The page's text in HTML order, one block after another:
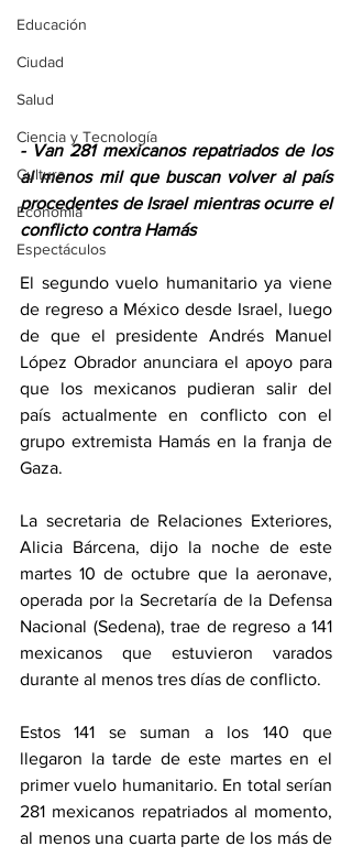
Educación
Ciudad
Salud
Ciencia y Tecnología
Cultura
Economía
Espectáculos
- Van 281 mexicanos repatriados de los
al menos mil que buscan volver al país
procedentes de Israel mientras ocurre el
conflicto contra Hamás
El segundo vuelo humanitario ya viene
de regreso a México desde Israel, luego
de que el presidente Andrés Manuel
López Obrador anunciara el apoyo para
que los mexicanos pudieran salir del
país actualmente en conflicto con el
grupo extremista Hamás en la franja de
Gaza.
La secretaria de Relaciones Exteriores,
Alicia Bárcena, dijo la noche de este
martes 10 de octubre que la aeronave,
operada por la Secretaría de la Defensa
Nacional (Sedena), trae de regreso a 141
mexicanos que estuvieron varados
durante al menos tres días de conflicto.
Estos 141 se suman a los 140 que
llegaron la tarde de este martes en el
primer vuelo humanitario. En total serían
281 mexicanos repatriados al momento,
al menos una cuarta parte de los más de